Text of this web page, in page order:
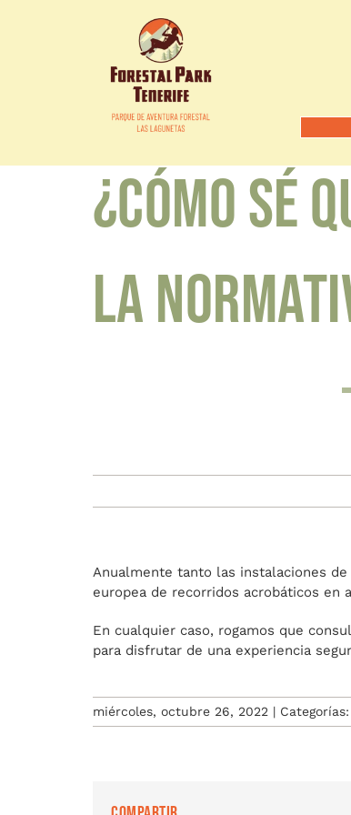
¿Cómo sé
la
Anualmente tanto las instalaciones
europea de recorridos acrobáticos
En cualquier caso, rogamos que
para disfrutar de una experiencia
miércoles, octubre 26, 2022 | Categorías: